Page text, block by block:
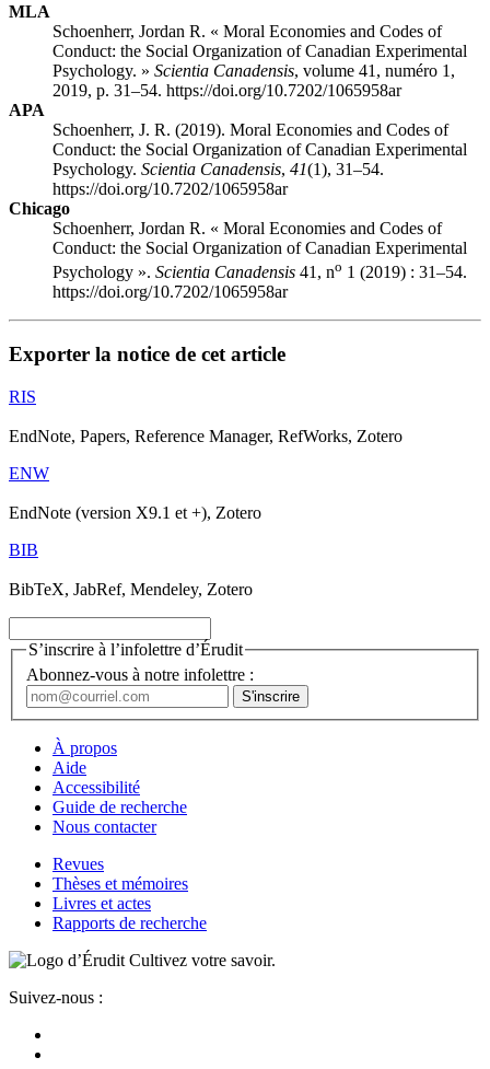
MLA
Schoenherr, Jordan R. « Moral Economies and Codes of
Conduct: the Social Organization of Canadian Experimental
Psychology. » Scientia Canadensis, volume 41, numéro 1,
2019, p. 31–54. https://doi.org/10.7202/1065958ar
APA
Schoenherr, J. R. (2019). Moral Economies and Codes of
Conduct: the Social Organization of Canadian Experimental
Psychology. Scientia Canadensis, 41(1), 31–54.
https://doi.org/10.7202/1065958ar
Chicago
Schoenherr, Jordan R. « Moral Economies and Codes of
Conduct: the Social Organization of Canadian Experimental
Psychology ». Scientia Canadensis 41, no 1 (2019) : 31–54.
https://doi.org/10.7202/1065958ar
Exporter la notice de cet article
RIS
EndNote, Papers, Reference Manager, RefWorks, Zotero
ENW
EndNote (version X9.1 et +), Zotero
BIB
BibTeX, JabRef, Mendeley, Zotero
S’inscrire à l’infolettre d’Érudit
Abonnez-vous à notre infolettre :
À propos
Aide
Accessibilité
Guide de recherche
Nous contacter
Revues
Thèses et mémoires
Livres et actes
Rapports de recherche
Cultivez votre savoir.
Suivez-nous :